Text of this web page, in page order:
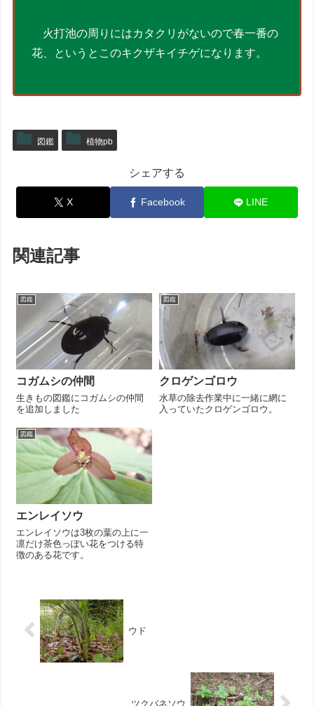
火打池の周りにはカタクリがないので春一番の
花、というとこのキクザキイチゲになります。
図鑑 植物pb
シェアする
X Facebook LINE
関連記事
図鑑
コガムシの仲間
生きもの図鑑にコガムシの仲間
を追加しました
図鑑
クロゲンゴロウ
水草の除去作業中に一緒に網に
入っていたクロゲンゴロウ。
図鑑
エンレイソウ
エンレイソウは3枚の葉の上に一
凛だけ茶色っぽい花をつける特
徴のある花です。
ウド
ツクバネソウ